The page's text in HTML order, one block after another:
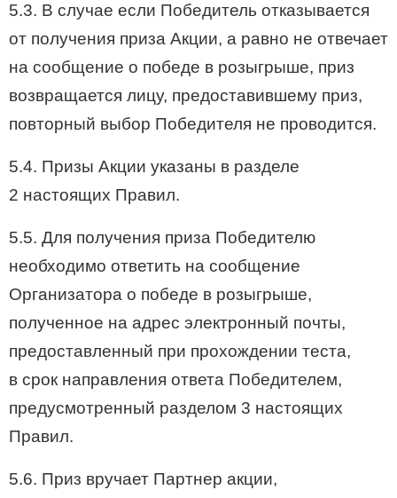
5.3. В случае если Победитель отказывается
от получения приза Акции, а равно не отвечает
на сообщение о победе в розыгрыше, приз
возвращается лицу, предоставившему приз,
повторный выбор Победителя не проводится.
5.4. Призы Акции указаны в разделе
2 настоящих Правил.
5.5. Для получения приза Победителю
необходимо ответить на сообщение
Организатора о победе в розыгрыше,
полученное на адрес электронный почты,
предоставленный при прохождении теста,
в срок направления ответа Победителем,
предусмотренный разделом 3 настоящих
Правил.
5.6. Приз вручает Партнер акции,